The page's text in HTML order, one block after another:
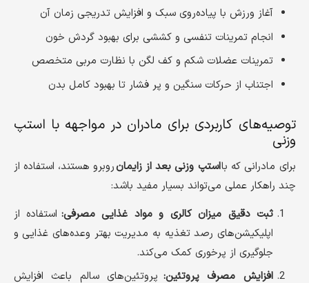
آغاز ورزش با پیاده‌روی سبک و افزایش تدریجی زمان آن
انجام تمرینات تنفسی و کششی برای بهبود گردش خون
تمرینات عضلات شکم و کف لگن با نظارت مربی متخصص
اجتناب از حرکات سنگین و پر فشار تا بهبود کامل بدن
توصیه‌های کاربردی برای مادران در مواجهه با استپ
وزنی
برای مادرانی که بااستپ وزنی بعد از زایمانروبرو هستند، استفاده از
چند راهکار عملی می‌تواند بسیار مفید باشد:
ثبت دقیق میزان کالری و مواد غذایی مصرفی: استفاده از
اپلیکیشن‌های رصد تغذیه به مدیریت بهتر وعده‌های غذایی و
جلوگیری از پرخوری کمک می‌کند.
افزایش مصرف پروتئین: پروتئین‌های سالم باعث افزایش